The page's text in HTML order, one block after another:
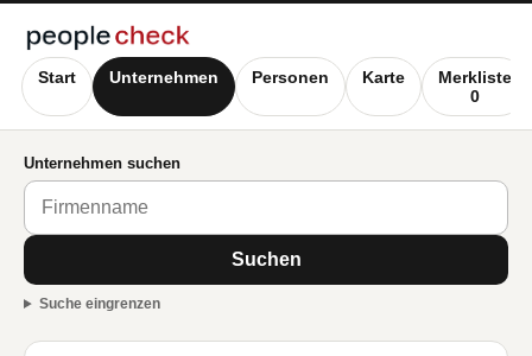
Start Unternehmen Personen Karte
Merkliste
0
Unternehmen suchen
Suchen
Suche eingrenzen